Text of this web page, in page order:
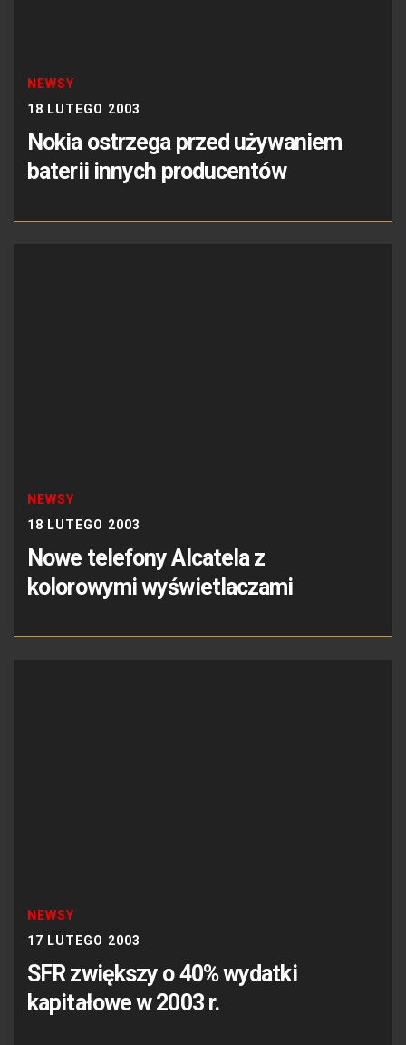
NEWSY
18 LUTEGO 2003
Nokia ostrzega przed używaniem
baterii innych producentów
NEWSY
18 LUTEGO 2003
Nowe telefony Alcatela z
kolorowymi wyświetlaczami
NEWSY
17 LUTEGO 2003
SFR zwiększy o 40% wydatki
kapitałowe w 2003 r.